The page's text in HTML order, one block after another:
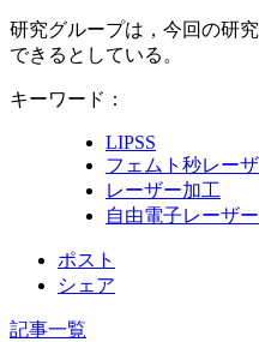
研究グループは，今回の研
できるとしている。
キーワード：
LIPSS
フェムト秒レー
レーザー加工
自由電子レーザー
ポスト
シェア
記事一覧